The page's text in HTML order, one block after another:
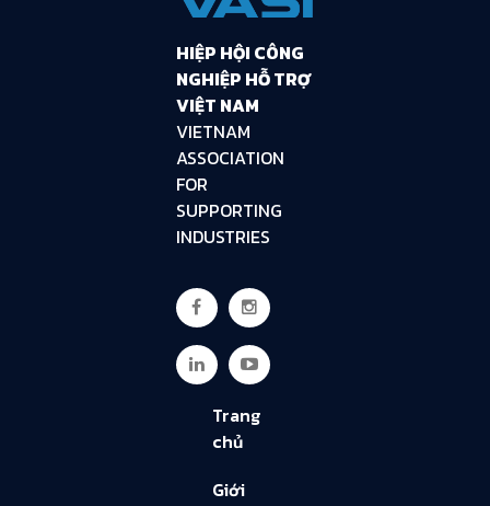
HIỆP HỘI CÔNG
NGHIỆP HỖ TRỢ
VIỆT NAM
VIETNAM
ASSOCIATION
FOR
SUPPORTING
INDUSTRIES
Trang
chủ
Giới